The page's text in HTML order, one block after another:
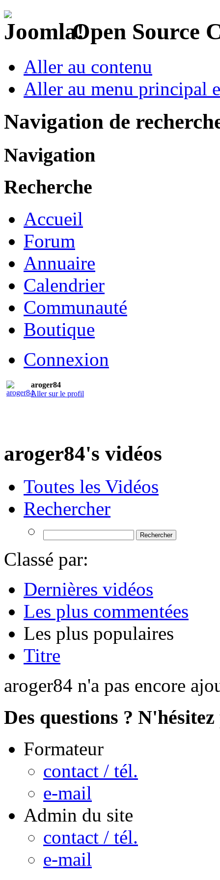
Open Source
Aller au contenu
Aller au menu principal
Navigation de
Navigation
Recherche
Accueil
Forum
Annuaire
Calendrier
Communauté
Boutique
Connexion
aroger84
Aller sur le profil
aroger84's vidéos
Toutes les Vidéos
Rechercher
Classé par:
Dernières vidéos
Les plus commentées
Les plus populaires
Titre
aroger84 n'a pas encore
Des questions ?
Formateur
contact / tél.
e-mail
Admin du site
contact / tél.
e-mail